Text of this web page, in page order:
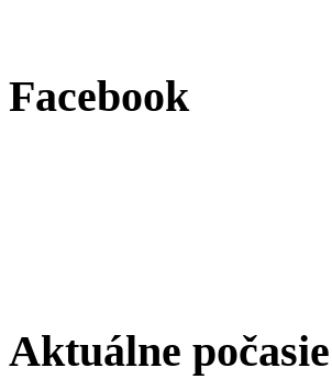
Facebook
Aktuálne počasie